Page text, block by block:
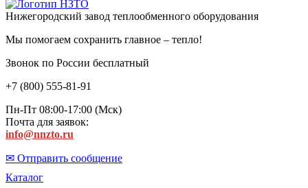
Нижегородский завод теплообменного оборудования
Мы помогаем сохранить главное – тепло!
Звонок по России бесплатный
+7 (800) 555-81-91
Пн-Пт 08:00-17:00 (Мск)
Почта для заявок:
info@nnzto.ru
✉ Отправить сообщение
Каталог